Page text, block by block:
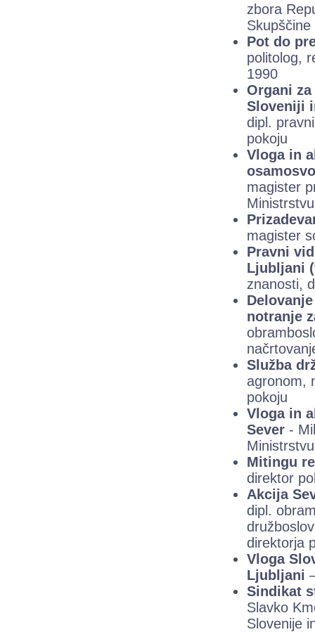
zbora
Pot do
politolog,
1990
Organi
Sloveniji
dipl.
pokoju
Vloga in
magister
magister
Pravni
Ljubljani
znanosti,
notranje
Služba
agronom,
pokoju
Vloga in
Sever -
Mitingu
direktor
Akcija
dipl.
direktorja
Vloga
Ljubljani
Sindikat
Slavko
Slovenije